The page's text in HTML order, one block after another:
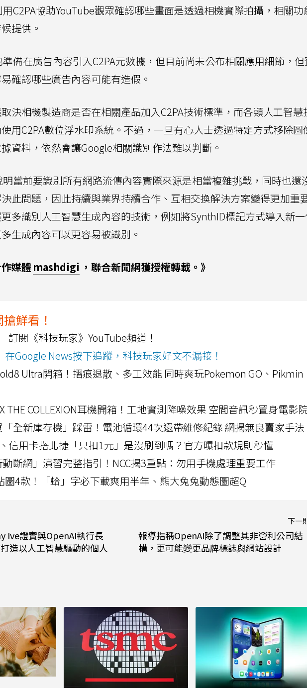
C2PA協助YouTube觀眾確認哪些畫面是透過相機實際拍攝，相關
提供。
備在廣告內容引入C2PA元數據，但目前尚未公布相關應用細節，
確認哪些廣告內容可能有造假。
決相機製造商是否在相關產品加入C2PA技術標準，而各類人工智慧
用C2PA數位浮水印系統。不過，一旦有心人士透過特定方式移除圖
資料，依然會讓Google相關識別作法難以判斷。
當前要識別所有網路流傳內容實際來源是相當複雜挑戰，同時也還
此問題，因此持續與業界持續合作、互相交換解決方案變得更加重
多識別人工智慧生成內容的技術，例如將SynthID標記方式導入新
生成內容可以更容易被識別。
媒體 mashdigi ，聯合新聞網獲授權轉載。》
鮮看！
訂閱《科技玩家》YouTube頻道！
在Google News按下追蹤，科技玩家好文不漏接！
Ultra開箱！摺痕退散、多工效能 同時爽玩Pokemon GO、Pikmin
THE COLLEXION耳機開箱！工地實測降噪效果 空間音訊秒置身電影
全新庫存機」踩雷！電池循環44次還帶維修紀錄 網揭無良賣家手法
信用卡搭北捷「只扣1元」是沒刷到嗎？官方曝扣款規則秒懂
斷網」演習完整指引！NCC揭3重點：勿用手機處理重要工作
圖4款！「蛤」字必下載爽用半年、熊大兔兔動態圖超Q
Ive證實與OpenAI執行長
造以人工智慧驅動的個人
下一
報導指稱OpenAI除了調整其非營利公司結
構，更可能變更品牌標誌與網站設計